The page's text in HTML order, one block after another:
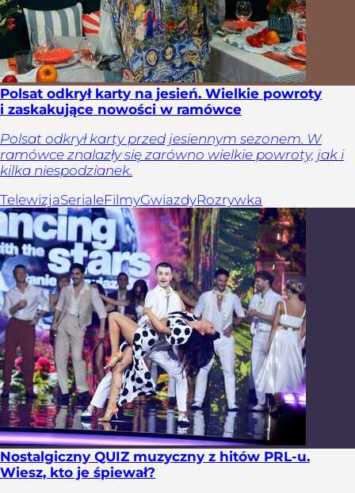
Polsat odkrył karty na jesień. Wielkie powroty
i zaskakujące nowości w ramówce
Polsat odkrył karty przed jesiennym sezonem. W
ramówce znalazły się zarówno wielkie powroty, jak i
kilka niespodzianek.
TelewizjaSerialeFilmyGwiazdyRozrywka
Nostalgiczny QUIZ muzyczny z hitów PRL-u.
Wiesz, kto je śpiewał?